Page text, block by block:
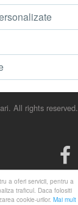
a oferi servicii, pentru a
traficul. Daca folositi
cookie-urilor. Mai mult
All rights reserved.